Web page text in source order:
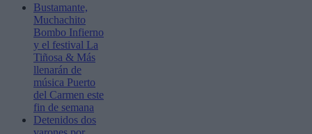
Bustamante,
Muchachito
Bombo Infierno
y el festival La
Tiñosa & Más
llenarán de
música Puerto
del Carmen este
fin de semana
Detenidos dos